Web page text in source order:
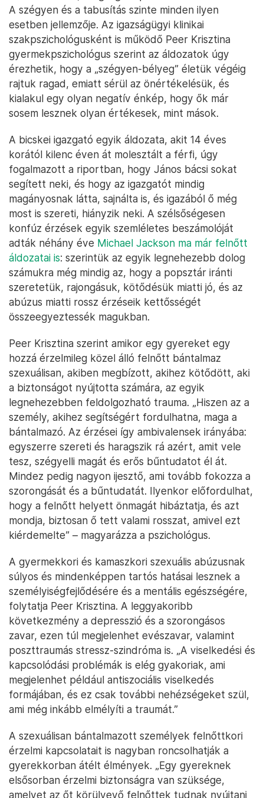
A szégyen és a tabusítás szinte minden ilyen
esetben jellemzője. Az igazságügyi klinikai
szakpszichológusként is működő Peer Krisztina
gyermekpszichológus szerint az áldozatok úgy
érezhetik, hogy a „szégyen-bélyeg” életük végéig
rajtuk ragad, emiatt sérül az önértékelésük, és
kialakul egy olyan negatív énkép, hogy ők már
sosem lesznek olyan értékesek, mint mások.
A bicskei igazgató egyik áldozata, akit 14 éves
korától kilenc éven át molesztált a férfi, úgy
fogalmazott a riportban, hogy János bácsi sokat
segített neki, és hogy az igazgatót mindig
magányosnak látta, sajnálta is, és igazából ő még
most is szereti, hiányzik neki. A szélsőségesen
konfúz érzések egyik szemléletes beszámolóját
adták néhány éve Michael Jackson ma már felnőtt
áldozatai is: szerintük az egyik legnehezebb dolog
számukra még mindig az, hogy a popsztár iránti
szeretetük, rajongásuk, kötődésük miatti jó, és az
abúzus miatti rossz érzéseik kettősségét
összeegyeztessék magukban.
Peer Krisztina szerint amikor egy gyereket egy
hozzá érzelmileg közel álló felnőtt bántalmaz
szexuálisan, akiben megbízott, akihez kötődött, aki
a biztonságot nyújtotta számára, az egyik
legnehezebben feldolgozható trauma. „Hiszen az a
személy, akihez segítségért fordulhatna, maga a
bántalmazó. Az érzései így ambivalensek irányába:
egyszerre szereti és haragszik rá azért, amit vele
tesz, szégyelli magát és erős bűntudatot él át.
Mindez pedig nagyon ijesztő, ami tovább fokozza a
szorongását és a bűntudatát. Ilyenkor előfordulhat,
hogy a felnőtt helyett önmagát hibáztatja, és azt
mondja, biztosan ő tett valami rosszat, amivel ezt
kiérdemelte” – magyarázza a pszichológus.
A gyermekkori és kamaszkori szexuális abúzusnak
súlyos és mindenképpen tartós hatásai lesznek a
személyiségfejlődésére és a mentális egészségére,
folytatja Peer Krisztina. A leggyakoribb
következmény a depresszió és a szorongásos
zavar, ezen túl megjelenhet evészavar, valamint
poszttraumás stressz-szindróma is. „A viselkedési és
kapcsolódási problémák is elég gyakoriak, ami
megjelenhet például antiszociális viselkedés
formájában, és ez csak további nehézségeket szül,
ami még inkább elmélyíti a traumát.”
A szexuálisan bántalmazott személyek felnőttkori
érzelmi kapcsolatait is nagyban roncsolhatják a
gyerekkorban átélt élmények. „Egy gyereknek
elsősorban érzelmi biztonságra van szüksége,
amelyet az őt körülvevő felnőttek tudnak nyújtani